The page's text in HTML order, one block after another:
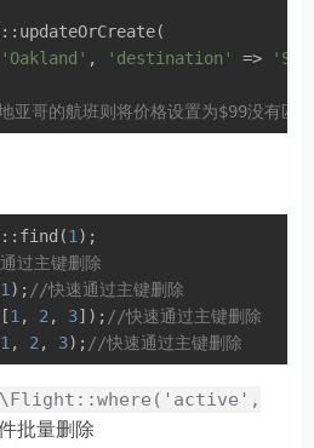
'Oakland' , 'destination' =>
亚哥的航班则将价格设置为$99没有匹
1 );
过主键删除
1 ); //快速通过主键删除
1 , 2 , 3]); //快速通过主键删除
1 , 2 , 3); //快速通过主键删除
批量删除